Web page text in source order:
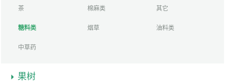
茶 棉麻类 其它
糖料类 烟草 油料类
中草药
果树